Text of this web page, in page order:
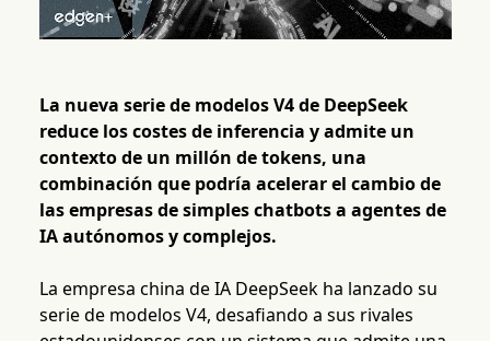
La nueva serie de modelos V4 de DeepSeek
reduce los costes de inferencia y admite un
contexto de un millón de tokens, una
combinación que podría acelerar el cambio de
las empresas de simples chatbots a agentes de
IA autónomos y complejos.
La empresa china de IA DeepSeek ha lanzado su
serie de modelos V4, desafiando a sus rivales